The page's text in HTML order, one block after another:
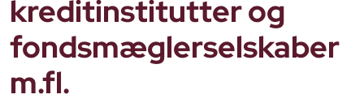
kreditinstitutter og
fondsmæglerselskaber
m.fl.